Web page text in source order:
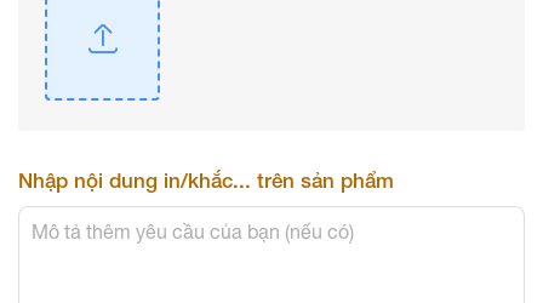
Nhập nội dung in/khắc... trên sản phẩm